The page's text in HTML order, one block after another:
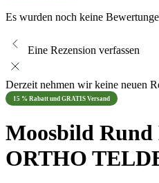
Es wurden noch keine
Eine Rezension verfassen
Derzeit nehmen wir keine neuen
15 % Rabatt und GRATIS Versand
Moosbild
ORTHO